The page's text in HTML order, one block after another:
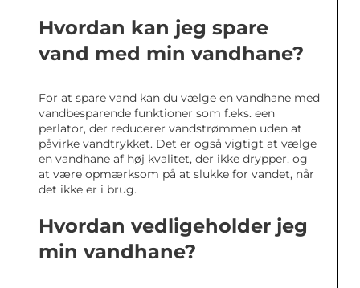
Hvordan kan jeg spare
vand med min vandhane?
For at spare vand kan du vælge en vandhane med
vandbesparende funktioner som f.eks. een
perlator, der reducerer vandstrømmen uden at
påvirke vandtrykket. Det er også vigtigt at vælge
en vandhane af høj kvalitet, der ikke drypper, og
at være opmærksom på at slukke for vandet, når
det ikke er i brug.
Hvordan vedligeholder jeg
min vandhane?